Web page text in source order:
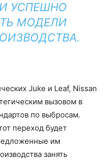
УСПЕШНО
МОДЕЛИ
Juke и Leaf, Nissan
вызовом в
по выбросам.
переход будет
им
занять